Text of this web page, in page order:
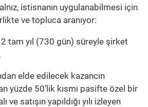
istisnanın uygulanabilmesi için
ve topluca aranıyor:
2 tam yıl (730 gün) süreyle şirket
elde edilecek kazancın
yüzde 50’lik kısmı pasifte özel bir
ve satışın yapıldığı yılı izleyen